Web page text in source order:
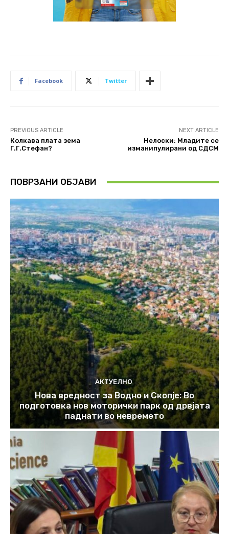
Facebook Twitter
PREVIOUS ARTICLE
Колкава плата зема
Г.Г.Стефан?
NEXT ARTICLE
Нелоски: Младите се
изманипулирани од СДСМ
ПОВРЗАНИ ОБЈАВИ
АКТУЕЛНО
Нова вредност за Водно и Скопје: Во
подготовка нов моторички парк од дрвјата
паднати во невремето